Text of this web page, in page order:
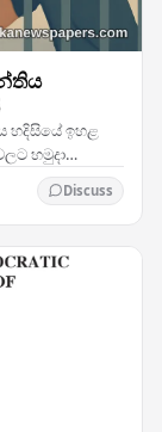
හදිසියේ ඉහළ
හමුදා
Discuss